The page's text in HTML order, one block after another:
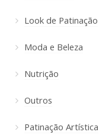
Look de Patinação
Moda e Beleza
Nutrição
Outros
Patinação Artística